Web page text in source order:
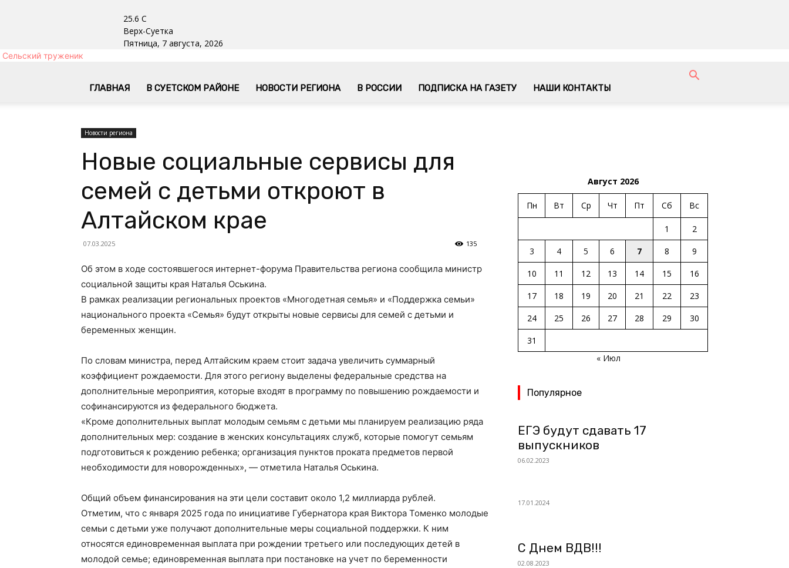
25.6 C
Верх-Суетка
Пятница, 7 августа, 2026
Сельский труженик
ГЛАВНАЯ В СУЕТСКОМ РАЙОНЕ НОВОСТИ РЕГИОНА В РОССИИ ПОДПИСКА НА ГАЗЕТУ НАШИ КОНТАКТЫ
Новости региона
Новые социальные сервисы для
семей с детьми откроют в
Алтайском крае
07.03.2025 135
Об этом в ходе состоявшегося интернет-форума Правительства региона сообщила министр
социальной защиты края Наталья Оськина.
В рамках реализации региональных проектов «Многодетная семья» и «Поддержка семьи»
национального проекта «Семья» будут открыты новые сервисы для семей с детьми и
беременных женщин.
По словам министра, перед Алтайским краем стоит задача увеличить суммарный
коэффициент рождаемости. Для этого региону выделены федеральные средства на
дополнительные мероприятия, которые входят в программу по повышению рождаемости и
софинансируются из федерального бюджета.
«Кроме дополнительных выплат молодым семьям с детьми мы планируем реализацию ряда
дополнительных мер: создание в женских консультациях служб, которые помогут семьям
подготовиться к рождению ребенка; организация пунктов проката предметов первой
необходимости для новорожденных», — отметила Наталья Оськина.
Общий объем финансирования на эти цели составит около 1,2 миллиарда рублей.
Отметим, что с января 2025 года по инициативе Губернатора края Виктора Томенко молодые
семьи с детьми уже получают дополнительные меры социальной поддержки. К ним
относятся единовременная выплата при рождении третьего или последующих детей в
молодой семье; единовременная выплата при постановке на учет по беременности
Август 2026
Пн Вт Ср Чт Пт Сб Вс
1
2
3
4 5 6 7 8
9
10
11 12 13 14 15
16
17
18 19 20 21 22
23
24
25 26 27 28 29
30
31
« Июл
Популярное
ЕГЭ будут сдавать 17
выпускников
06.02.2023
17.01.2024
С Днем ВДВ!!!
02.08.2023